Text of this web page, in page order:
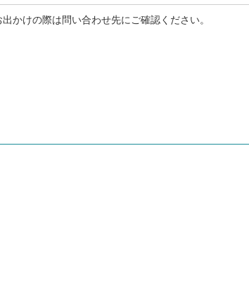
かけの際は問い合わせ先にご確認ください。